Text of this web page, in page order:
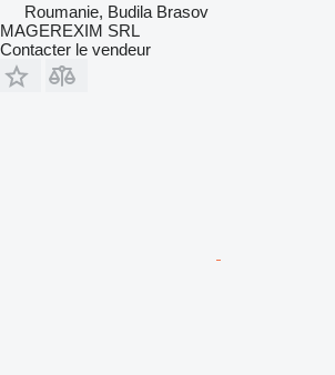
Roumanie, Budila Brasov
MAGEREXIM SRL
Contacter le vendeur